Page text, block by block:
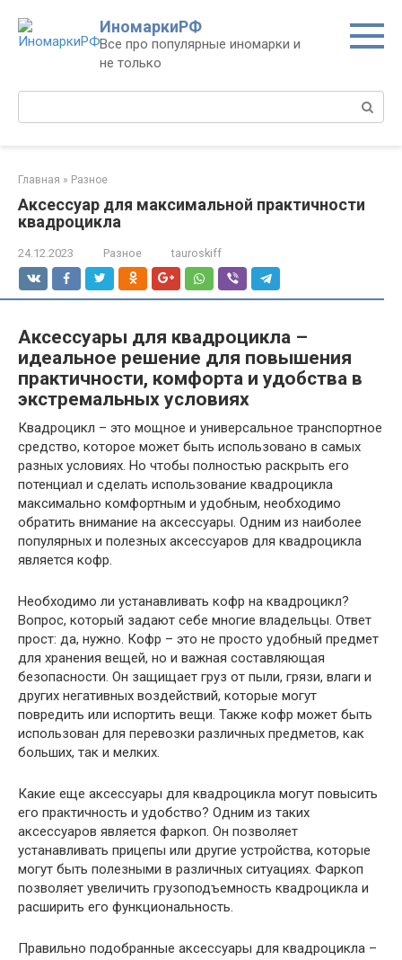
контенту
ИномаркиРФ
Все про популярные иномарки и
не только
Поиск:
Главная » Разное
Аксессуар для максимальной практичности
квадроцикла
24.12.2023 Разное tauroskiff
Аксессуары для квадроцикла –
идеальное решение для повышения
практичности, комфорта и удобства в
экстремальных условиях
Квадроцикл – это мощное и универсальное транспортное
средство, которое может быть использовано в самых
разных условиях. Но чтобы полностью раскрыть его
потенциал и сделать использование квадроцикла
максимально комфортным и удобным, необходимо
обратить внимание на аксессуары. Одним из наиболее
популярных и полезных аксессуаров для квадроцикла
является кофр.
Необходимо ли устанавливать кофр на квадроцикл?
Вопрос, который задают себе многие владельцы. Ответ
прост: да, нужно. Кофр – это не просто удобный предмет
для хранения вещей, но и важная составляющая
безопасности. Он защищает груз от пыли, грязи, влаги и
других негативных воздействий, которые могут
повредить или испортить вещи. Также кофр может быть
использован для перевозки различных предметов, как
больших, так и мелких.
Какие еще аксессуары для квадроцикла могут повысить
его практичность и удобство? Одним из таких
аксессуаров является фаркоп. Он позволяет
устанавливать прицепы или другие устройства, которые
могут быть полезными в различных ситуациях. Фаркоп
позволяет увеличить грузоподъемность квадроцикла и
расширить его функциональность.
Правильно подобранные аксессуары для квадроцикла –